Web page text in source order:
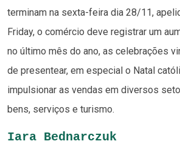
terminam na sexta-feira dia 28/11,
Friday, o comércio deve registrar um
no último mês do ano, as celebrações
de presentear, em especial o Natal
impulsionar as vendas em diversos
bens, serviços e turismo.
Iara Bednarczuk